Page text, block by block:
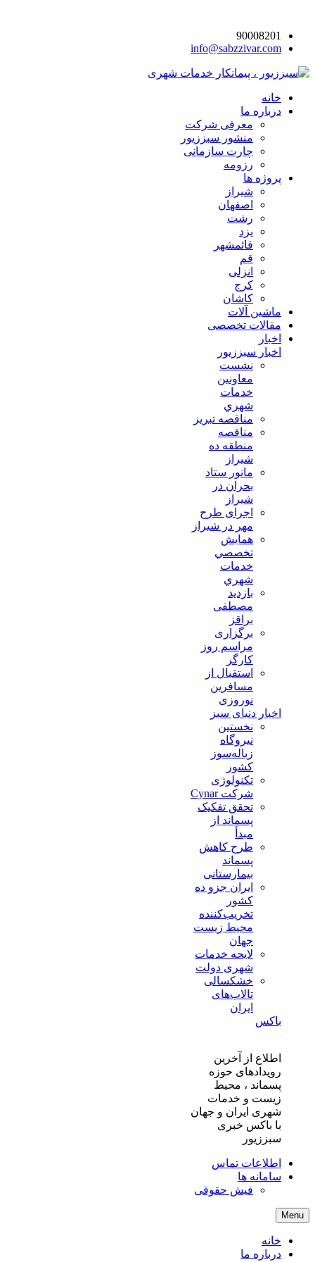
90008201
info@sabzzivar.com
خانه
درباره ما
معرفی شرکت
منشور سبززیور
چارت سازمانی
رزومه
پروژه ها
شیراز
اصفهان
رشت
یزد
قائمشهر
قم
انزلی
کرج
کاشان
ماشین آلات
مقالات تخصصی
اخبار
اخبار سبززیور
نشست
معاونين
خدمات
شهري
مناقصه تبريز
مناقصه
منطقه ده
شیراز
مانور ستاد
بحران در
شیراز
اجرای طرح
مهر در شیراز
همايش
تخصصي
خدمات
شهري
بازدید
مصطفی
براقز
برگزاری
مراسم روز
کارگر
استقبال از
مسافرین
نوروزی
اخبار دنیای سبز
نخستین
نیروگاه
زباله‌سوز
کشور
تکنولوژی
شرکت Cynar
تحقق تفکیک
پسماند از
مبدأ
طرح کاهش
پسماند
بیمارستانی
ايران جزو ده
كشور
تخريب‌كننده
محيط زيست
جهان
لایحه خدمات
شهری دولت
خشکسالی
تالاب‌های
ایران
باکس
اطلاع از آخرین
رویدادهای حوزه
پسماند ، محیط
زیست و خدمات
شهری ایران و جهان
با باکس خبری
سبززیور
اطلاعات تماس
سامانه ها
فیش حقوقی
Menu
خانه
درباره ما